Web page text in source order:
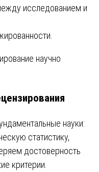
исследованием и
научно
науки:
статистику,
достоверность
критерии.